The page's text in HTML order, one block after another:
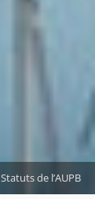
Statuts de l’AUPB